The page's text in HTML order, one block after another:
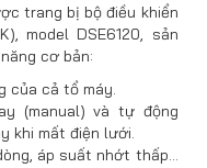
trang bị bộ điều khiển
model DSE6120, sản
cơ bản:
của cả tổ máy.
(manual) và tự động
khi mất điện lưới.
áp suất nhớt thấp…